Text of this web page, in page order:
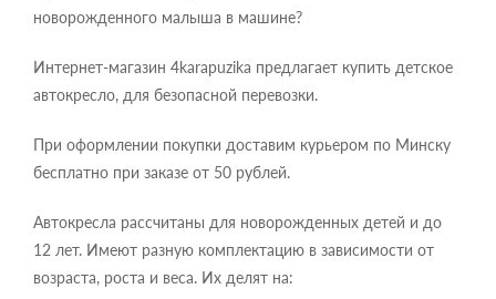
новорожденного малыша в машине?
Интернет-магазин 4karapuzika предлагает купить детское
автокресло, для безопасной перевозки.
При оформлении покупки доставим курьером по Минску
бесплатно при заказе от 50 рублей.
Автокресла рассчитаны для новорожденных детей и до
12 лет. Имеют разную комплектацию в зависимости от
возраста, роста и веса. Их делят на: